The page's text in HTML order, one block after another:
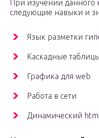
При изучении данного
следующие навыки и
Язык разметки
Каскадные
Графика для web
Работа в сети
Динамический